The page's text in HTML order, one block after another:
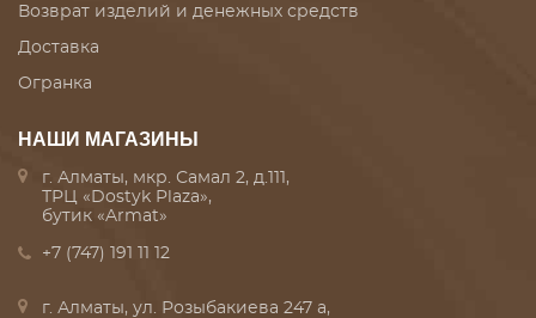
Возврат изделий и денежных средств
Доставка
Огранка
НАШИ МАГАЗИНЫ
г. Алматы, мкр. Самал 2, д.111,
ТРЦ «Dostyk Plaza»,
бутик «Armat»
+7 (747) 191 11 12
г. Алматы, ул. Розыбакиева 247 а,